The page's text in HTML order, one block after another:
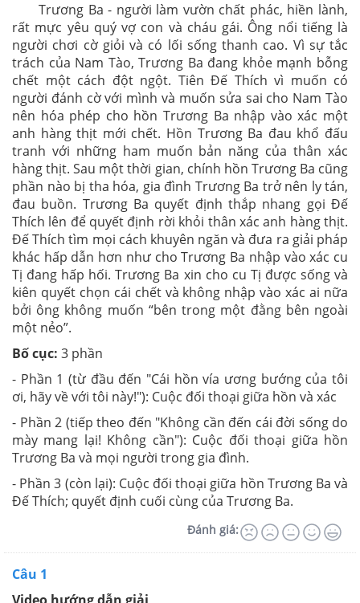
Trương Ba - người làm vườn chất phác, hiền lành,
rất mực yêu quý vợ con và cháu gái. Ông nổi tiếng là
người chơi cờ giỏi và có lối sống thanh cao. Vì sự tắc
trách của Nam Tào, Trương Ba đang khỏe mạnh bỗng
chết một cách đột ngột. Tiên Đế Thích vì muốn có
người đánh cờ với mình và muốn sửa sai cho Nam Tào
nên hóa phép cho hồn Trương Ba nhập vào xác một
anh hàng thịt mới chết. Hồn Trương Ba đau khổ đấu
tranh với những ham muốn bản năng của thân xác
hàng thịt. Sau một thời gian, chính hồn Trương Ba cũng
phần nào bị tha hóa, gia đình Trương Ba trở nên ly tán,
đau buồn. Trương Ba quyết định thắp nhang gọi Đế
Thích lên để quyết định rời khỏi thân xác anh hàng thịt.
Đế Thích tìm mọi cách khuyên ngăn và đưa ra giải pháp
khác hấp dẫn hơn như cho Trương Ba nhập vào xác cu
Tị đang hấp hối. Trương Ba xin cho cu Tị được sống và
kiên quyết chọn cái chết và không nhập vào xác ai nữa
bởi ông không muốn “bên trong một đằng bên ngoài
một nẻo”.
Bố cục: 3 phần
- Phần 1 (từ đầu đến "Cái hồn vía ương bướng của tôi
ơi, hãy về với tôi này!"): Cuộc đối thoại giữa hồn và xác
- Phần 2 (tiếp theo đến "Không cần đến cái đời sống do
mày mang lại! Không cần"): Cuộc đối thoại giữa hồn
Trương Ba và mọi người trong gia đình.
- Phần 3 (còn lại): Cuộc đối thoại giữa hồn Trương Ba và
Đế Thích; quyết định cuối cùng của Trương Ba.
Đánh giá:
Câu 1